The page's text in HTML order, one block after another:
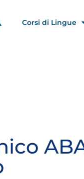
Corsi di Lingue